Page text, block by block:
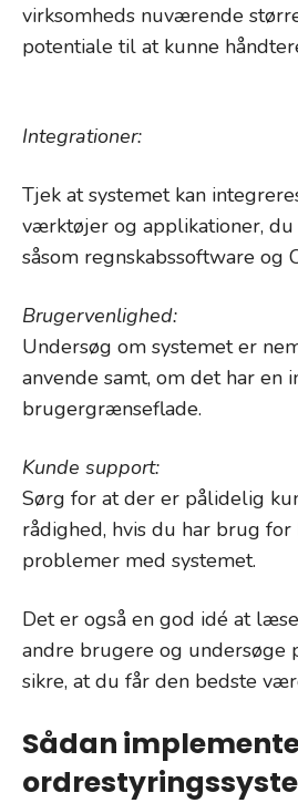
virksomheds nuværende
potentiale til at kunne
Integrationer:
Tjek at systemet kan
værktøjer og applikationer,
såsom regnskabssoftware og
Brugervenlighed:
Undersøg om systemet er
anvende samt, om det har en
brugergrænseflade.
Kunde support:
Sørg for at der er pålidelig
rådighed, hvis du har brug
problemer med systemet.
Det er også en god idé at
andre brugere og undersøge
sikre, at du får den bedste
Sådan